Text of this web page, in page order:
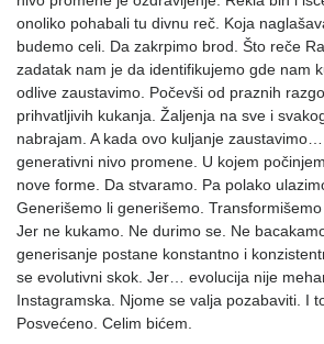
onoliko pohabali tu divnu reč. Koja
budemo celi. Da zakrpimo brod. Što reče
zadatak nam je da identifikujemo gde nam
odlive zaustavimo. Počevši od praznih
prihvatljivih kukanja. Žaljenja na sve i
nabrajam. A kada ovo kuljanje
generativni nivo promene. U kojem
nove forme. Da stvaramo. Pa polako
Generišemo li generišemo.
Jer ne kukamo. Ne durimo se. Ne
generisanje postane konstantno i
se evolutivni skok. Jer… evolucija nije
Instagramska. Njome se valja pozabaviti. I
Posvećeno. Celim bićem.